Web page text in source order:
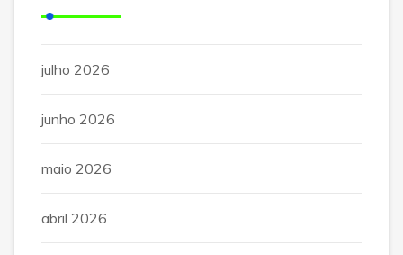
julho 2026
junho 2026
maio 2026
abril 2026